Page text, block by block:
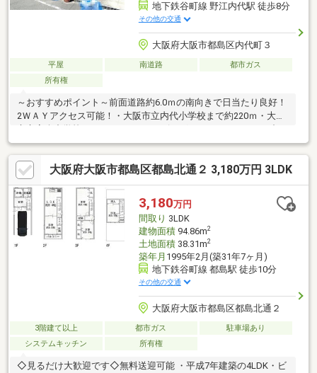
地下鉄谷町線 野江内代駅 徒歩8分
その他の交通
大阪府大阪市都島区内代町３
平屋 南道路
都市ガス
所有権
～おすすめポイント～前面道路約6.0ｍの南向きで日当たり良好！
2ＷＡＹアクセス可能！・大阪市立内代小学校まで約220ｍ・大阪
島まで約780ｍ・関西スーパー内代店まで約480ｍ・ライフ都島高
倉町まで約610ｍ・ファミリーマート内代町二丁目店まで約260
ｍ・ローソン御幸町二丁目店まで約360ｍ・セブンイレブン大阪
高殿2丁目店まで約500ｍ
大阪府大阪市都島区都島北通２ 3,180万円 3LDK
3,180万円
間取り 3LDK
建物面積94.86m2
土地面積38.31m2
築年月 1995年2月(築31年7ヶ月)
地下鉄谷町線 都島駅 徒歩10分
その他の交通
大阪府大阪市都島区都島北通２
3階建て以上 都市ガス
駐車場あり
システムキッチン
所有権
◇見るだけ大歓迎です◇無料送迎可能 ・平成7年建築の4LDK・ビ